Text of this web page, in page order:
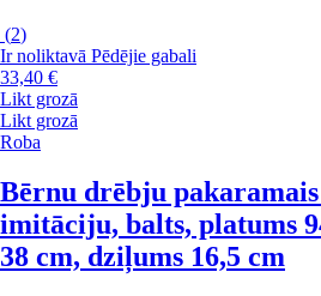
(2)
Ir noliktavā Pēdējie gabali
33,40 €
Likt grozā
Likt grozā
Roba
Bērnu drēbju
imitāciju, balts, platums
38 cm, dziļums 16,5 cm